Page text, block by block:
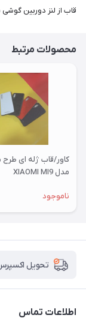
قاب از لنز دوربین
محصولات مرتبط
کاور/قاب ژله ای طرح
مدل XIAOMI MI9
ناموجود
تحویل
اطلاعات تماس